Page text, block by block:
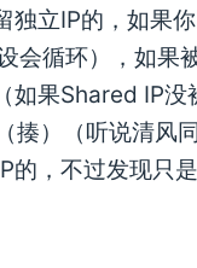
立IP的，如果
会循环），如果
如果Shared IP没
揍）（听说清风
的，不过发现只